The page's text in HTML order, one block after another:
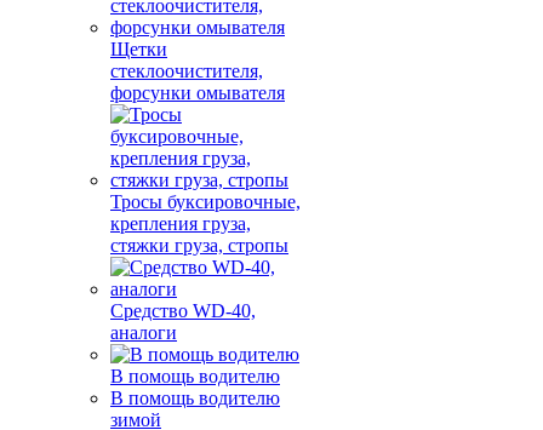
Щетки
стеклоочистителя,
форсунки омывателя
Тросы буксировочные,
крепления груза,
стяжки груза, стропы
Средство WD-40,
аналоги
В помощь водителю
В помощь водителю
зимой